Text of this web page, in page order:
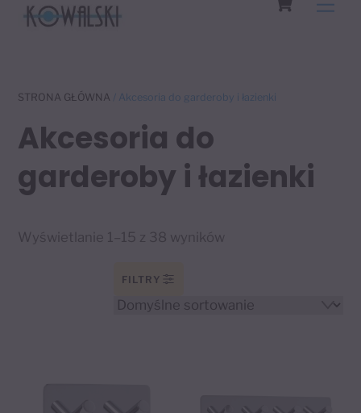
STRONA GŁÓWNA / Akcesoria do garderoby i łazienki
Akcesoria do
garderoby i łazienki
Wyświetlanie 1–15 z 38 wyników
FILTRY